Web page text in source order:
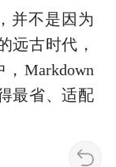
并不是因为
远古时代，
Markdown
最省、适配